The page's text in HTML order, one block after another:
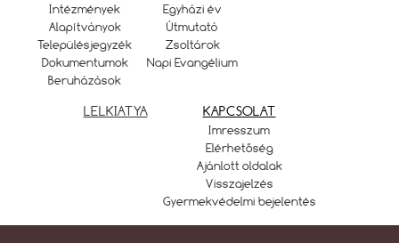
Intézmények
Alapítványok
Településjegyzék
Dokumentumok
Beruházások
Egyházi év
Útmutató
Zsoltárok
Napi Evangélium
LELKIATYA KAPCSOLAT
Imresszum
Elérhetőség
Ajánlott oldalak
Visszajelzés
Gyermekvédelmi bejelentés